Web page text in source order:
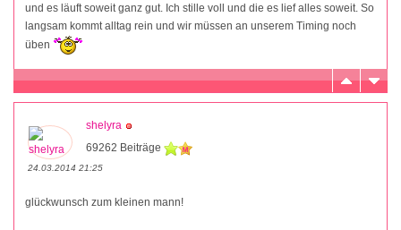
und es läuft soweit ganz gut. Ich stille voll und die es lief alles soweit. So
langsam kommt alltag rein und wir müssen an unserem Timing noch
üben
shelyra
69262 Beiträge
24.03.2014 21:25
glückwunsch zum kleinen mann!